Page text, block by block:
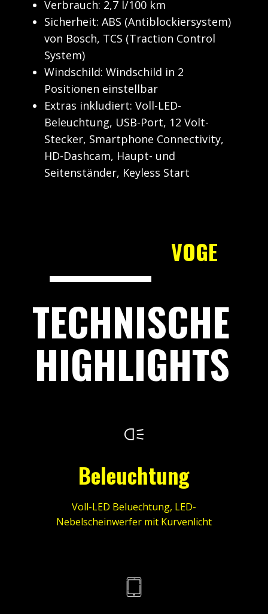
Verbrauch: 2,7 l/100 km
Sicherheit: ABS (Antiblockiersystem)
von Bosch, TCS (Traction Control
System)
Windschild: Windschild in 2
Positionen einstellbar
Extras inkludiert: Voll-LED-
Beleuchtung, USB-Port, 12 Volt-
Stecker, Smartphone Connectivity,
HD-Dashcam, Haupt- und
Seitenständer, Keyless Start
VOGE
TECHNISCHE
HIGHLIGHTS
Beleuchtung
Voll-LED Beluechtung, LED-
Nebelscheinwerfer mit Kurvenlicht